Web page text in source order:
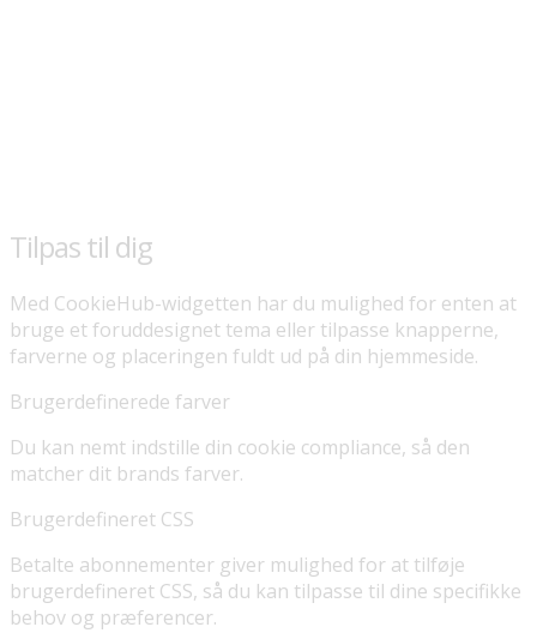
Tilpas til dig
Med CookieHub-widgetten har du mulighed for enten at
bruge et foruddesignet tema eller tilpasse knapperne,
farverne og placeringen fuldt ud på din hjemmeside.
Brugerdefinerede farver
Du kan nemt indstille din cookie compliance, så den
matcher dit brands farver.
Brugerdefineret CSS
Betalte abonnementer giver mulighed for at tilføje
brugerdefineret CSS, så du kan tilpasse til dine specifikke
behov og præferencer.